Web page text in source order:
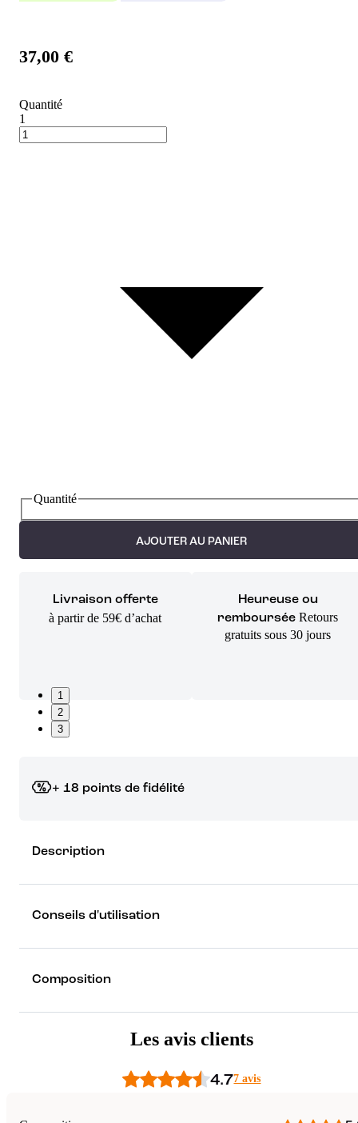
37,00 €
Quantité
1
Quantité
AJOUTER AU PANIER
Livraison offerte
à partir de 59€ d’achat
Heureuse ou
remboursée Retours
gratuits sous 30 jours
1
2
3
+ 18 points de fidélité
rêver !
Découvrez les récompenses
Description
Conseils d'utilisation
Composition
Les avis clients
4.77 avis